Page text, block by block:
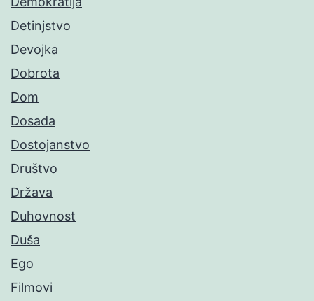
Detinjstvo
Devojka
Dobrota
Dom
Dosada
Dostojanstvo
Društvo
Država
Duhovnost
Duša
Ego
Filmovi